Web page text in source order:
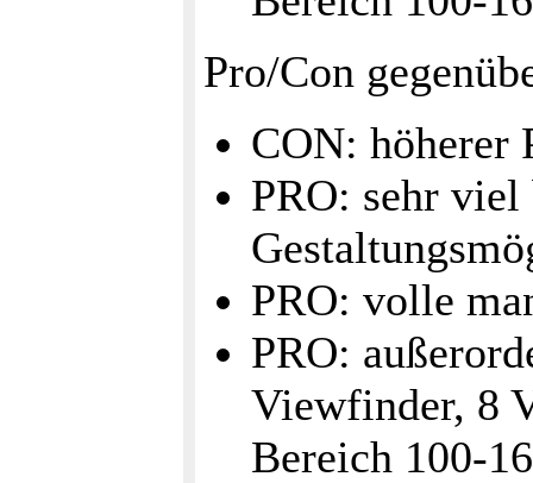
Pro/Con
CON: höherer
PRO: sehr
PRO: volle
PRO:
Viewfinder, 8
Bereich 100-